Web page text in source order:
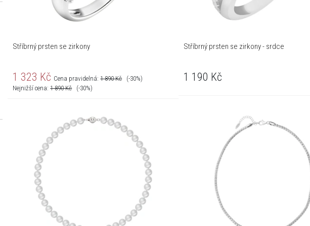
Stříbrný prsten se zirkony
1 323 Kč Cena pravidelná:1 890 Kč
(-30%)
Nejnižší cena:1 890 Kč (-30%)
Stříbrný prsten se zirkony - srdce
1 190 Kč